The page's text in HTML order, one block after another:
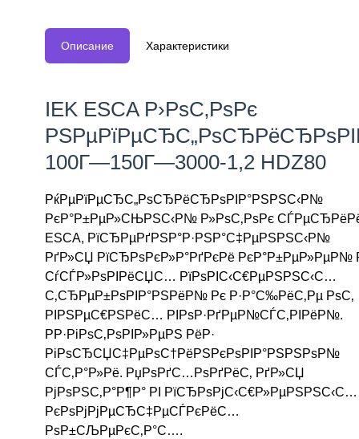
Описание Характеристики
IEK ESCA Р›РѕС‚РѕРє
100Г—150Г—3000-1,2 HDZ80
РќРµРїРµСЂС„РѕСЂРёСЂРѕРІР°РЅРЅС‹Р№
РєР°Р±РµР»СЊРЅС‹Р№ Р»РѕС‚РѕРє
ESCA, РїСЂРµРґРЅР°Р·РЅР°С‡РµРЅРЅС‹Р№
РґР»СЏ РїСЂРѕРєР»Р°РґРєРё РєР°Р±РµР»РµР№
СѓСЃР»РѕРІРёСЏС… РїРѕРІС‹С€РµРЅРЅС‹С…
С‚СЂРµР±РѕРІР°РЅРёР№ Рє Р·Р°С‰РёС‚Рµ РѕС‚
РІРЅРµС€РЅРёС… РІРѕР·РґРµР№СЃС‚РІРёР№.
РР·РіРѕС‚РѕРІР»РµРЅ РёР·
РіРѕСЂСЏС‡РµРѕС†РёРЅРєРѕРІР°РЅРЅРѕР№
СЃС‚Р°Р»Рё. РџРѕРґС…РѕРґРёС‚ РґР»СЏ
РјРѕРЅС‚Р°Р¶Р° РІ
РєРѕРјРјРµСЂС‡РµСЃРєРёС…
РѕР±СЉРµРєС‚Р°С….